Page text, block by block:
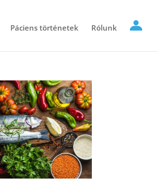
Páciens történetek Rólunk